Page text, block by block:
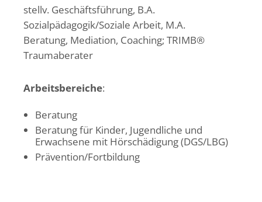
stellv. Geschäftsführung, B.A.
Sozialpädagogik/Soziale Arbeit, M.A.
Beratung, Mediation, Coaching; TRIMB®
Traumaberater
Arbeitsbereiche:
Beratung
Beratung für Kinder, Jugendliche und
Erwachsene mit Hörschädigung (DGS/LBG)
Prävention/Fortbildung